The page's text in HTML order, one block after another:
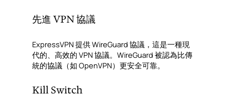
先進 VPN 協議
ExpressVPN 提供 WireGuard 協議，這是一種現
代的、高效的 VPN 協議。WireGuard 被認為比傳
統的協議（如 OpenVPN）更安全可靠。
Kill Switch